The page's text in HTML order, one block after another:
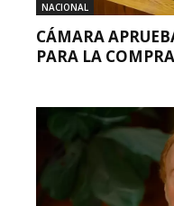
NACIONAL
CÁMARA
PARA LA